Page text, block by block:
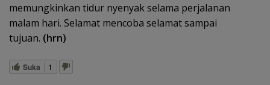
memungkinkan tidur nyenyak selama perjalanan
malam hari. Selamat mencoba selamat sampai
tujuan. (hrn)
Suka 1